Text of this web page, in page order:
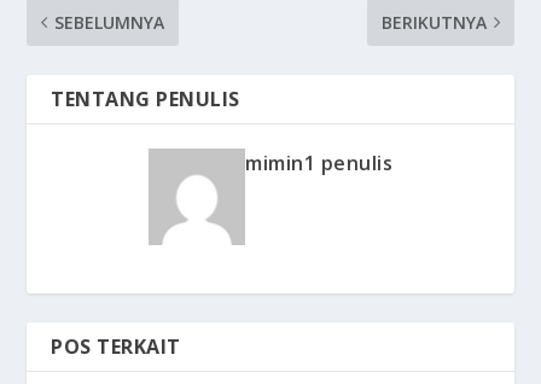
SEBELUMNYA
BERIKUTNYA
TENTANG PENULIS
mimin1 penulis
POS TERKAIT